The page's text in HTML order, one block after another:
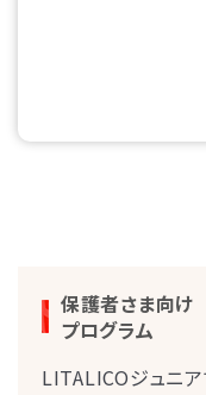
保護者さま向け
プログラム
LITALICOジュニ